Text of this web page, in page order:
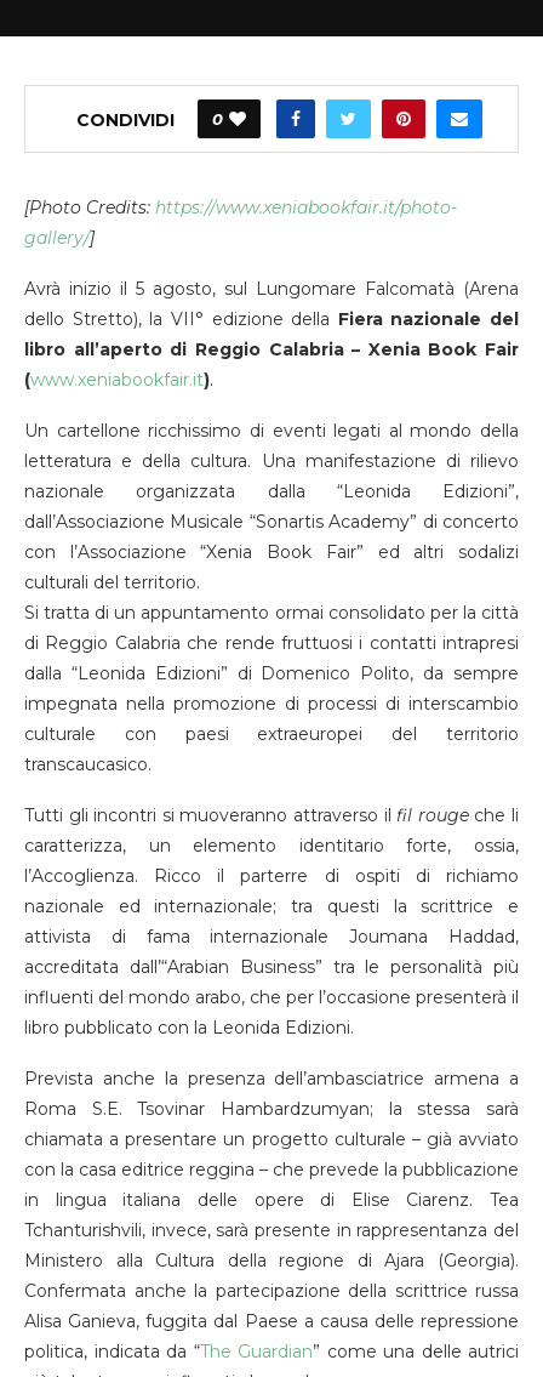
CONDIVIDI 0
[Photo Credits: https://www.xeniabookfair.it/photo-
gallery/]
Avrà inizio il 5 agosto, sul Lungomare Falcomatà (Arena
dello Stretto), la VII° edizione della Fiera nazionale del
libro all’aperto di Reggio Calabria – Xenia Book Fair
(www.xeniabookfair.it).
Un cartellone ricchissimo di eventi legati al mondo della
letteratura e della cultura. Una manifestazione di rilievo
nazionale organizzata dalla “Leonida Edizioni”,
dall’Associazione Musicale “Sonartis Academy” di concerto
con l’Associazione “Xenia Book Fair” ed altri sodalizi
culturali del territorio.
Si tratta di un appuntamento ormai consolidato per la città
di Reggio Calabria che rende fruttuosi i contatti intrapresi
dalla “Leonida Edizioni” di Domenico Polito, da sempre
impegnata nella promozione di processi di interscambio
culturale con paesi extraeuropei del territorio
transcaucasico.
Tutti gli incontri si muoveranno attraverso il fil rouge che li
caratterizza, un elemento identitario forte, ossia,
l’Accoglienza. Ricco il parterre di ospiti di richiamo
nazionale ed internazionale; tra questi la scrittrice e
attivista di fama internazionale Joumana Haddad,
accreditata dall’“Arabian Business” tra le personalità più
influenti del mondo arabo, che per l’occasione presenterà il
libro pubblicato con la Leonida Edizioni.
Prevista anche la presenza dell’ambasciatrice armena a
Roma S.E. Tsovinar Hambardzumyan; la stessa sarà
chiamata a presentare un progetto culturale – già avviato
con la casa editrice reggina – che prevede la pubblicazione
in lingua italiana delle opere di Elise Ciarenz. Tea
Tchanturishvili, invece, sarà presente in rappresentanza del
Ministero alla Cultura della regione di Ajara (Georgia).
Confermata anche la partecipazione della scrittrice russa
Alisa Ganieva, fuggita dal Paese a causa delle repressione
politica, indicata da “The Guardian” come una delle autrici